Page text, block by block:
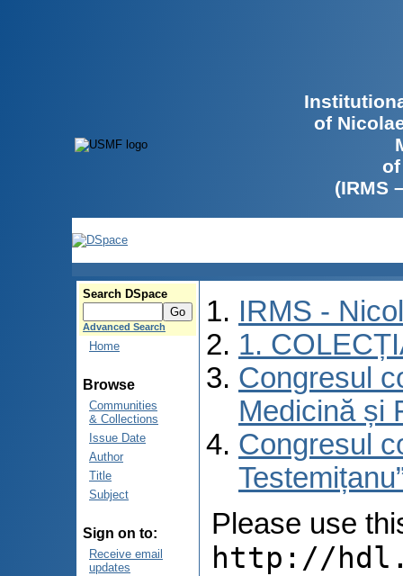
of
(IRMS
Search DSpace
Advanced Search
Home
Browse
Communities
& Collections
Issue Date
Author
Title
Subject
Sign on to:
Receive email
updates
IRMS -
1.
Congresul
Medicină și
Congresul
Please use
http://